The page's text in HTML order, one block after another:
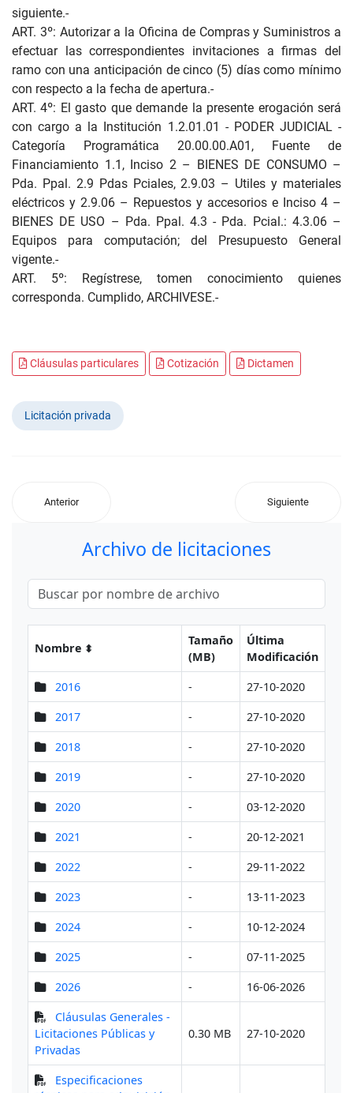
siguiente.-
ART. 3º: Autorizar a la Oficina de Compras y Suministros a
efectuar las correspondientes invitaciones a firmas del
ramo con una anticipación de cinco (5) días como mínimo
con respecto a la fecha de apertura.-
ART. 4º: El gasto que demande la presente erogación será
con cargo a la Institución 1.2.01.01 - PODER JUDICIAL -
Categoría Programática 20.00.00.A01, Fuente de
Financiamiento 1.1, Inciso 2 – BIENES DE CONSUMO –
Pda. Ppal. 2.9 Pdas Pciales, 2.9.03 – Utiles y materiales
eléctricos y 2.9.06 – Repuestos y accesorios e Inciso 4 –
BIENES DE USO – Pda. Ppal. 4.3 - Pda. Pcial.: 4.3.06 –
Equipos para computación; del Presupuesto General
vigente.-
ART. 5º: Regístrese, tomen conocimiento quienes
corresponda. Cumplido, ARCHIVESE.-
Cláusulas particulares Cotización Dictamen
Licitación privada
Anterior Siguiente